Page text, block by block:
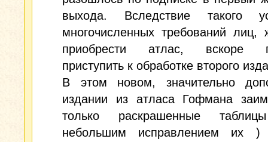
выхода. Вследствие такого
многочисленных требований лиц,
приобрести атлас, вскоре
приступить к обработке второго
В этом новом, значительно
издании из атласа Гофмана
только раскрашенные
небольшим исправлением их )